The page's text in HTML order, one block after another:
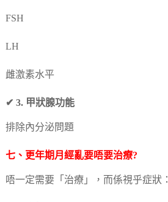
FSH
LH
雌激素水平
✔ 3. 甲狀腺功能
排除內分泌問題
七、更年期月經亂要唔要治療?
唔一定需要「治療」，而係視乎症狀：